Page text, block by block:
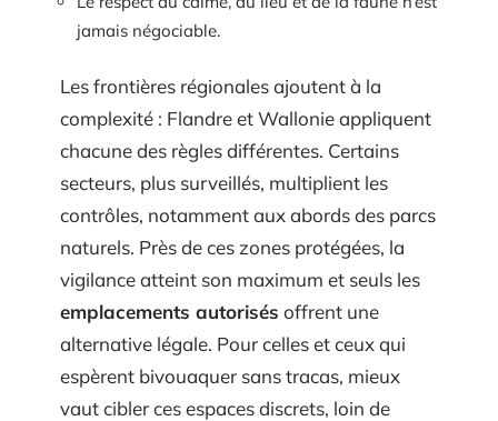
jamais négociable.
Les frontières régionales ajoutent à la
complexité : Flandre et Wallonie appliquent
chacune des règles différentes. Certains
secteurs, plus surveillés, multiplient les
contrôles, notamment aux abords des parcs
naturels. Près de ces zones protégées, la
vigilance atteint son maximum et seuls les
emplacements autorisés offrent une
alternative légale. Pour celles et ceux qui
espèrent bivouaquer sans tracas, mieux
vaut cibler ces espaces discrets, loin de